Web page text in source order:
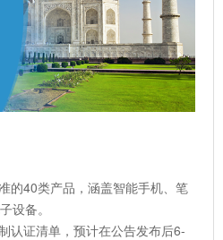
的40类产品，涵盖智能手机、笔
设备。
认证清单，预计在公告发布后6-